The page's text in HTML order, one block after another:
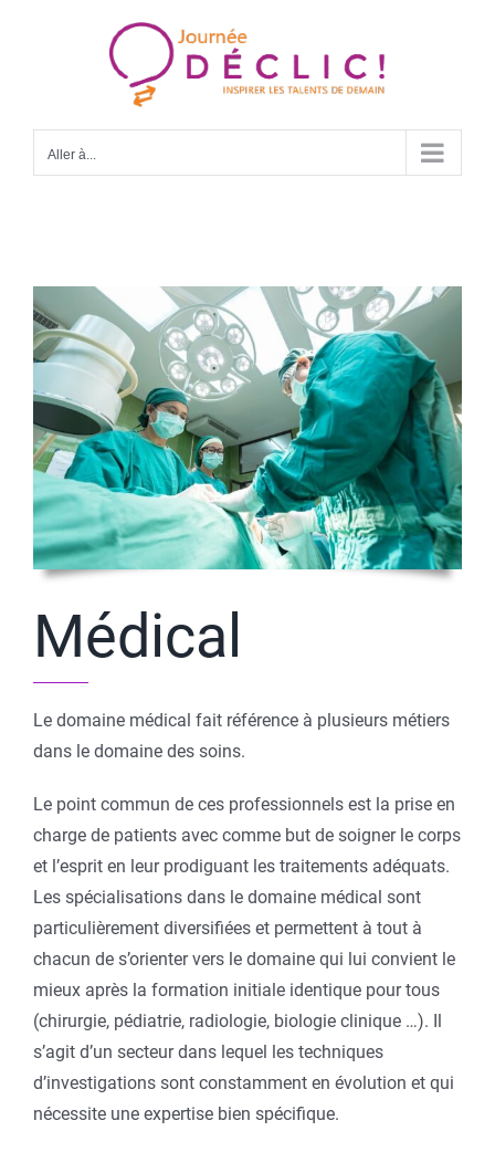
Aller à...
Médical
Le domaine médical fait référence à plusieurs métiers
dans le domaine des soins.
Le point commun de ces professionnels est la prise en
charge de patients avec comme but de soigner le corps
et l’esprit en leur prodiguant les traitements adéquats.
Les spécialisations dans le domaine médical sont
particulièrement diversifiées et permettent à tout à
chacun de s’orienter vers le domaine qui lui convient le
mieux après la formation initiale identique pour tous
(chirurgie, pédiatrie, radiologie, biologie clinique …). Il
s’agit d’un secteur dans lequel les techniques
d’investigations sont constamment en évolution et qui
nécessite une expertise bien spécifique.